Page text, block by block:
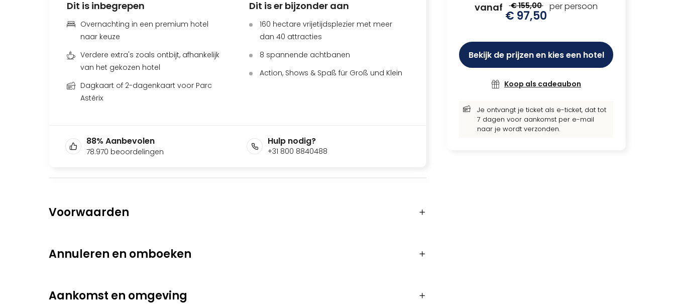
vanaf € 155,00
€ 97,50
per persoon
Bekijk de prijzen en kies een hotel
Koop als cadeaubon
Je ontvangt je ticket als e-ticket, dat tot
7 dagen voor aankomst per e-mail
naar je wordt verzonden.
Dit is inbegrepen
Overnachting in een premium hotel
naar keuze
Verdere extra's zoals ontbijt, afhankelijk
van het gekozen hotel
Dagkaart of 2-dagenkaart voor Parc
Astérix
Dit is er bijzonder aan
160 hectare vrijetijdsplezier met meer
dan 40 attracties
8 spannende achtbanen
Action, Shows & Spaß für Groß und Klein
88% Aanbevolen
78.970 beoordelingen
Hulp nodig?
+31 800 8840488
Voorwaarden
Annuleren en omboeken
Aankomst en omgeving